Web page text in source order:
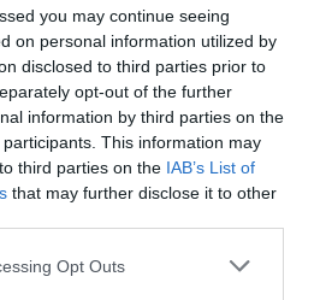
you may continue seeing
on personal information utilized by
disclosed to third parties prior to
opt-out of the further
information by third parties on the
participants. This information may
third parties on the IAB’s List of
that may further disclose it to other
Opt Outs
procedura dacă doriți
angajatorului:
vedere o primă fază, definită
găsirea unei soluții
părți (angajat și angajator).
poate ajunge la un acord, va fi